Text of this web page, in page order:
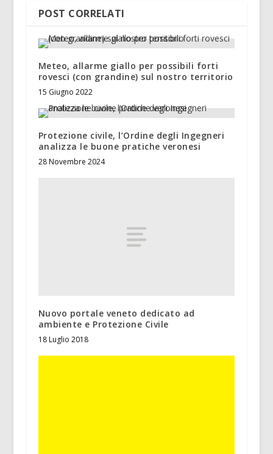
POST CORRELATI
Meteo, allarme giallo per possibili forti
rovesci (con grandine) sul nostro territorio
15 Giugno 2022
Protezione civile, l’Ordine degli Ingegneri
analizza le buone pratiche veronesi
28 Novembre 2024
Nuovo portale veneto dedicato ad
ambiente e Protezione Civile
18 Luglio 2018